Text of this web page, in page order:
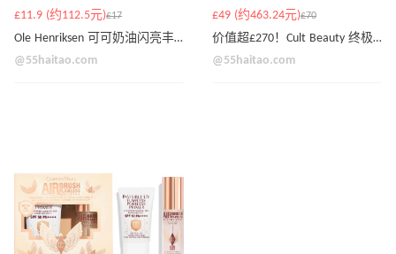
£11.9 (约112.5元)£17
Ole Henriksen 可可奶油闪亮丰唇精华肽润唇膏 12ml
@55haitao.com
£49 (约463.24元)£70
价值超£270！Cult Beauty 终极假日精选盒子
@55haitao.com